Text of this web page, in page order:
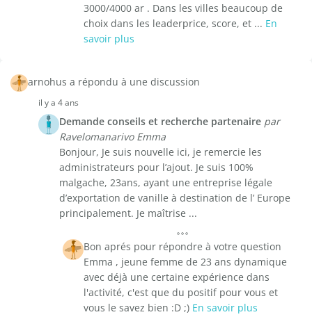
3000/4000 ar . Dans les villes beaucoup de
choix dans les leaderprice, score, et ... En
savoir plus
arnohus a répondu à une discussion
il y a 4 ans
Demande conseils et recherche partenaire par
Ravelomanarivo Emma
Bonjour, Je suis nouvelle ici, je remercie les
administrateurs pour l’ajout. Je suis 100%
malgache, 23ans, ayant une entreprise légale
d’exportation de vanille à destination de l’ Europe
principalement. Je maîtrise ...
Bon aprés pour répondre à votre question
Emma , jeune femme de 23 ans dynamique
avec déjà une certaine expérience dans
l'activité, c'est que du positif pour vous et
vous le savez bien :D ;) En savoir plus